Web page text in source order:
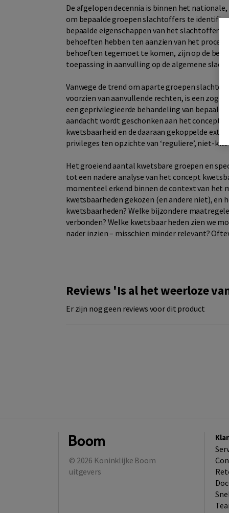
De afgelopen decennia is binnen het
om bepaalde groepen slachtoffers te
bepaalde eigenschappen van het slachtoffer
behoeften hebben ten aanzien van het
behoeften tegemoet te komen, zijn op de
toepassing in aanvulling op de algemene
Vanwege de trend om aparte groepen
voorzien van aanvullende rechten, is een
een geprivilegieerde behandeling van
aandacht wordt geschonken aan het concept
kwetsbaarheid en de daaraan gekoppelde
privileges ten opzichte van ‘reguliere’, niet-
Het groeiend aantal kwetsbare groepen en
tot een nadere analyse van het concept
momenteel erkend binnen de context van het
kwetsbaarheden gekozen (en andere niet), en
kwetsbaarheden? Welke bijzondere
verbonden? Welke kwetsbaar heden zien we
nader inzien – misschien minder relevant?
Reviews 'Is al het weerloze
Er zijn nog geen reviews voor dit product
© 2026 Koninklijke Boom
uitgevers